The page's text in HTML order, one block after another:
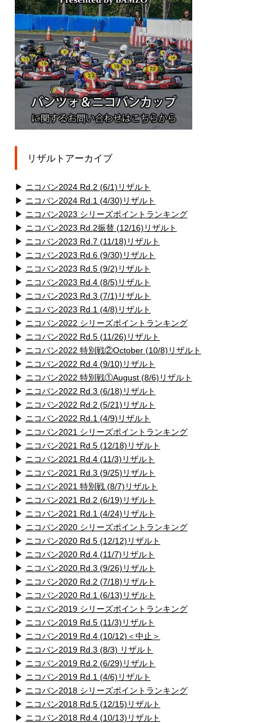
リザルトアーカイブ
▶ ニコバン2024 Rd.2 (6/1)リザルト
▶ ニコバン2024 Rd.1 (4/30)リザルト
▶ ニコバン2023 シリーズポイントランキング
▶ ニコバン2023 Rd.2振替 (12/16)リザルト
▶ ニコバン2023 Rd.7 (11/18)リザルト
▶ ニコバン2023 Rd.6 (9/30)リザルト
▶ ニコバン2023 Rd.5 (9/2)リザルト
▶ ニコバン2023 Rd.4 (8/5)リザルト
▶ ニコバン2023 Rd.3 (7/1)リザルト
▶ ニコバン2023 Rd.1 (4/8)リザルト
▶ ニコバン2022 シリーズポイントランキング
▶ ニコバン2022 Rd.5 (11/26)リザルト
▶ ニコバン2022 特別戦②October (10/8)リザルト
▶ ニコバン2022 Rd.4 (9/10)リザルト
▶ ニコバン2022 特別戦①August (8/6)リザルト
▶ ニコバン2022 Rd.3 (6/18)リザルト
▶ ニコバン2022 Rd.2 (5/21)リザルト
▶ ニコバン2022 Rd.1 (4/9)リザルト
▶ ニコバン2021 シリーズポイントランキング
▶ ニコバン2021 Rd.5 (12/18)リザルト
▶ ニコバン2021 Rd.4 (11/3)リザルト
▶ ニコバン2021 Rd.3 (9/25)リザルト
▶ ニコバン2021 特別戦 (8/7)リザルト
▶ ニコバン2021 Rd.2 (6/19)リザルト
▶ ニコバン2021 Rd.1 (4/24)リザルト
▶ ニコバン2020 シリーズポイントランキング
▶ ニコバン2020 Rd.5 (12/12)リザルト
▶ ニコバン2020 Rd.4 (11/7)リザルト
▶ ニコバン2020 Rd.3 (9/26)リザルト
▶ ニコバン2020 Rd.2 (7/18)リザルト
▶ ニコバン2020 Rd.1 (6/13)リザルト
▶ ニコバン2019 シリーズポイントランキング
▶ ニコバン2019 Rd.5 (11/3)リザルト
▶ ニコバン2019 Rd.4 (10/12)＜中止＞
▶ ニコバン2019 Rd.3 (8/3) リザルト
▶ ニコバン2019 Rd.2 (6/29)リザルト
▶ ニコバン2019 Rd.1 (4/6)リザルト
▶ ニコバン2018 シリーズポイントランキング
▶ ニコバン2018 Rd.5 (12/15)リザルト
▶ ニコバン2018 Rd.4 (10/13)リザルト